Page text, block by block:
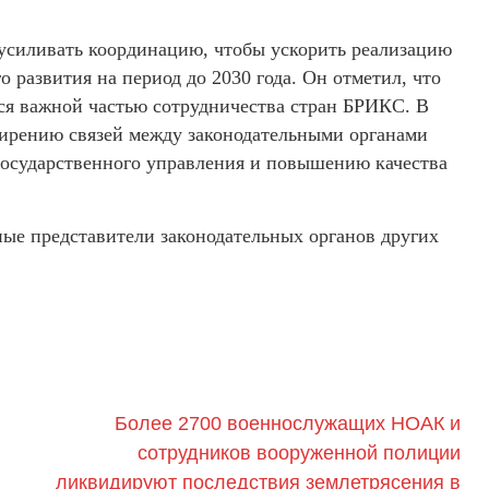
координацию, чтобы ускорить реализацию
на период до 2030 года. Он отметил, что
важной частью сотрудничества стран БРИКС. В
связей между законодательными органами
управления и повышению качества
представители законодательных органов других
​Более 2700 военнослужащих НОАК и
сотрудников вооруженной полиции
ликвидируют последствия землетрясения в